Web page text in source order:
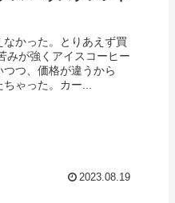
かった。とりあえず買
みが強くアイスコーヒー
つ、価格が違うから
ゃった。カー...
2023.08.19